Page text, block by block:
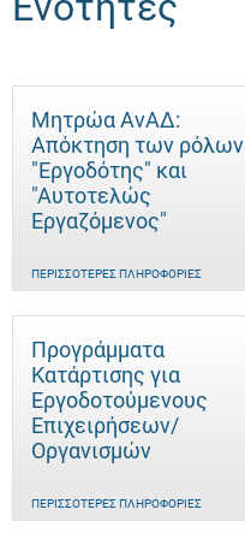
Μητρώα ΑνΑΔ:
Απόκτηση των ρόλων
"Εργοδότης" και
"Αυτοτελώς
Eργαζόμενος"
ΠΕΡΙΣΣΌΤΕΡΕΣ ΠΛΗΡΟΦΟΡΊΕΣ
Προγράμματα
Κατάρτισης για
Εργοδοτούμενους
Επιχειρήσεων/
Οργανισμών
ΠΕΡΙΣΣΌΤΕΡΕΣ ΠΛΗΡΟΦΟΡΊΕΣ